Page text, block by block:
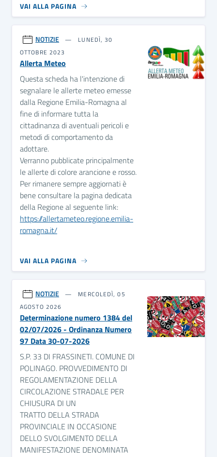
VAI ALLA PAGINA
NOTIZIE
LUNEDÌ, 30
OTTOBRE 2023
Allerta Meteo
Questa scheda ha l'intenzione di
segnalare le allerte meteo emesse
dalla Regione Emilia-Romagna al
fine di informare tutta la
cittadinanza di aventuali pericoli e
metodi di comportamento da
adottare.
Verranno pubblicate principalmente
le allerte di colore arancione e rosso.
Per rimanere sempre aggiornati è
bene consultare la pagina dedicata
della Regione al seguente link:
https://allertameteo.regione.emilia-
romagna.it/
VAI ALLA PAGINA
NOTIZIE
MERCOLEDÌ, 05
AGOSTO 2026
Determinazione numero 1384 del
02/07/2026 - Ordinanza Numero
97 Data 30-07-2026
S.P. 33 DI FRASSINETI. COMUNE DI
POLINAGO. PROVVEDIMENTO DI
REGOLAMENTAZIONE DELLA
CIRCOLAZIONE STRADALE PER
CHIUSURA DI UN
TRATTO DELLA STRADA
PROVINCIALE IN OCCASIONE
DELLO SVOLGIMENTO DELLA
MANIFESTAZIONE DENOMINATA